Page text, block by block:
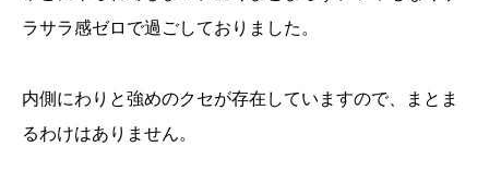
ラサラ感ゼロで過ごしておりました。
内側にわりと強めのクセが存在していますので、まとま
るわけはありません。